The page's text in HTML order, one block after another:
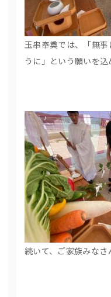
玉串奉奠では、「無
うに」という願いを込
続いて、ご家族みな